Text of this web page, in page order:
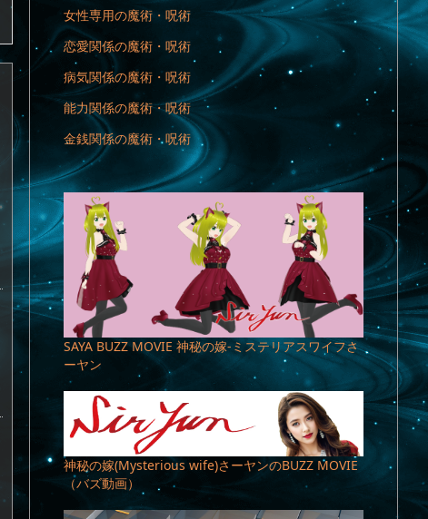
女性専用の魔術・呪術
恋愛関係の魔術・呪術
病気関係の魔術・呪術
能力関係の魔術・呪術
金銭関係の魔術・呪術
SAYA BUZZ MOVIE 神秘の嫁-ミステリアスワイフさ
ーヤン
神秘の嫁(Mysterious wife)さーヤンのBUZZ MOVIE
（バズ動画）